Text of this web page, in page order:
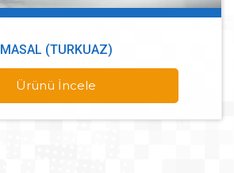
MASAL (TURKUAZ)
Ürünü İncele